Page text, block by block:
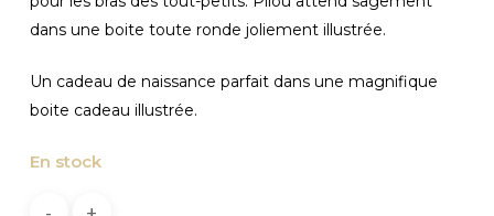
dans une boite toute ronde joliement illustrée.
Un cadeau de naissance parfait dans une magnifique
boite cadeau illustrée.
En stock